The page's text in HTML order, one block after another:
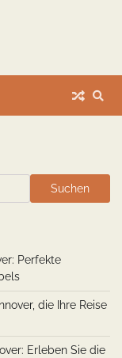
Suchen
Perfekte
die Ihre Reise
Erleben Sie die